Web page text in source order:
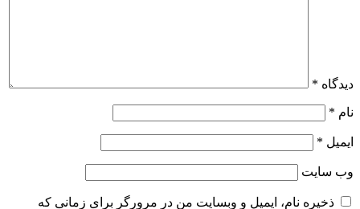
دیدگاه *
نام *
ایمیل *
وب‌ سایت
ذخیره نام، ایمیل و وبسایت من در مرورگر برای زمانی که